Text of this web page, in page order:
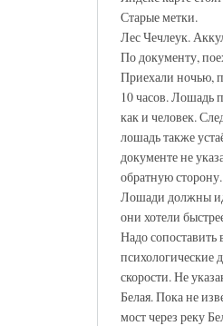
Старые метки.
Лес Чечлеук.
По документу,
Приехали ночью,
10 часов. Лошадь
как и человек.
лошадь также
документе не
обратную
Лошади должны
они хотели
Надо сопоставить
психологические
скорости. Не
Белая. Пока не
мост через реку